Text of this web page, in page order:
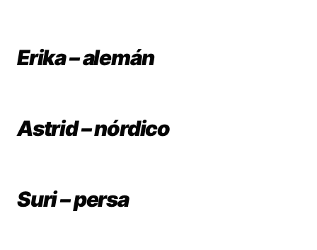
Erika – alemán
Astrid – nórdico
Suri – persa